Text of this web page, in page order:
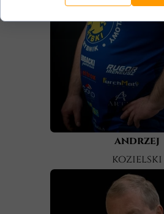
andrzej
kozielski